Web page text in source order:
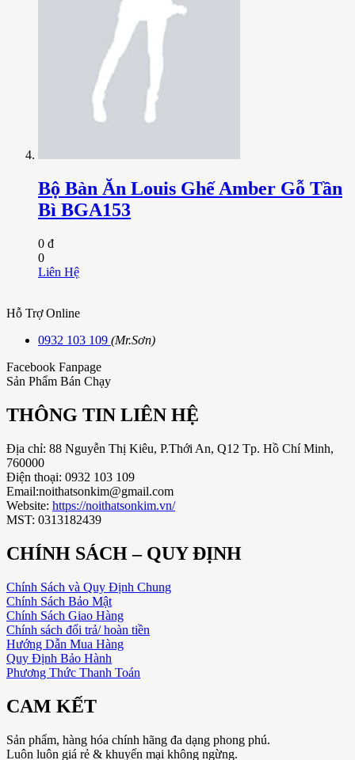
Bộ Bàn Ăn Louis Ghế Amber Gỗ Tần
Bì BGA153
0 đ
0
Liên Hệ
Hỗ Trợ Online
0932 103 109 (Mr.Sơn)
Facebook Fanpage
Sản Phẩm Bán Chạy
THÔNG TIN LIÊN HỆ
Địa chỉ: 88 Nguyễn Thị Kiêu, P.Thới An, Q12 Tp. Hồ Chí Minh,
760000
Điện thoại: 0932 103 109
Email:noithatsonkim@gmail.com
Website: https://noithatsonkim.vn/
MST: 0313182439
CHÍNH SÁCH – QUY ĐỊNH
Chính Sách và Quy Định Chung
Chính Sách Bảo Mật
Chính Sách Giao Hàng
Chính sách đổi trả/ hoàn tiền
Hướng Dẫn Mua Hàng
Quy Định Bảo Hành
Phương Thức Thanh Toán
CAM KẾT
Sản phẩm, hàng hóa chính hãng đa dạng phong phú.
Luôn luôn giá rẻ & khuyến mại không ngừng.